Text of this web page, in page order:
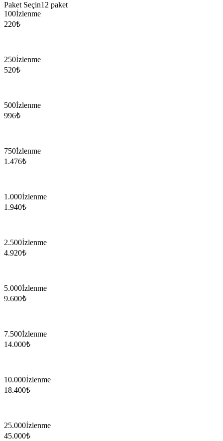
Paket Seçin12 paket
100İzlenme
220₺
250İzlenme
520₺
500İzlenme
996₺
750İzlenme
1.476₺
1.000İzlenme
1.940₺
2.500İzlenme
4.920₺
5.000İzlenme
9.600₺
7.500İzlenme
14.000₺
10.000İzlenme
18.400₺
25.000İzlenme
45.000₺